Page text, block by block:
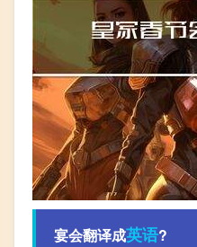
宴会翻译成英语?